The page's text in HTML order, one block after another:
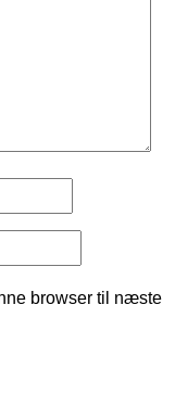
browser til næste